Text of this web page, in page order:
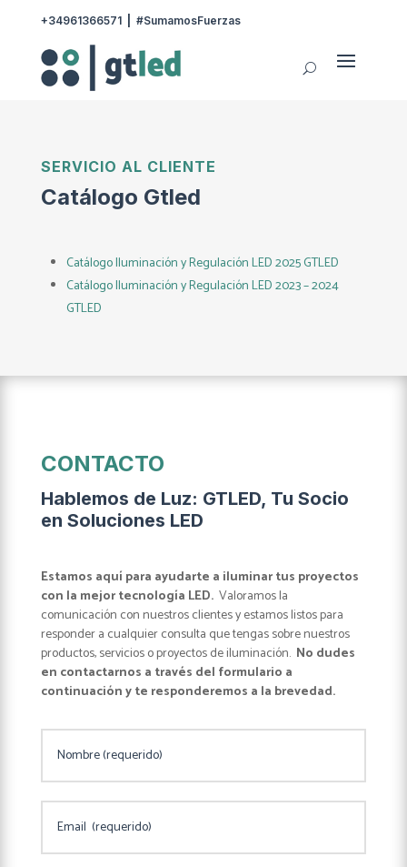
+34961366571| #SumamosFuerzas
SERVICIO AL CLIENTE
Catálogo Gtled
Catálogo Iluminación y Regulación LED 2025 GTLED
Catálogo Iluminación y Regulación LED 2023 – 2024
GTLED
CONTACTO
Hablemos de Luz: GTLED, Tu Socio
en Soluciones LED
Estamos aquí para ayudarte a iluminar tus proyectos
con la mejor tecnología LED. Valoramos la
comunicación con nuestros clientes y estamos listos para
responder a cualquier consulta que tengas sobre nuestros
productos, servicios o proyectos de iluminación. No dudes
en contactarnos a través del formulario a
continuación y te responderemos a la brevedad.